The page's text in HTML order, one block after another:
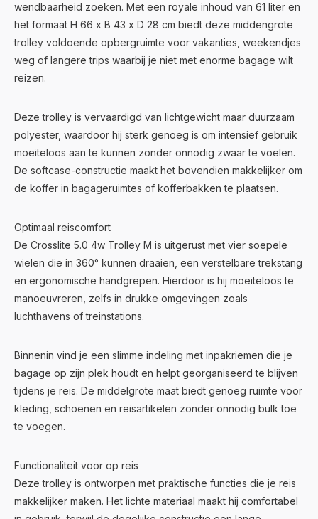
wendbaarheid zoeken. Met een royale inhoud van 61 liter en
het formaat H 66 x B 43 x D 28 cm biedt deze middengrote
trolley voldoende opbergruimte voor vakanties, weekendjes
weg of langere trips waarbij je niet met enorme bagage wilt
reizen.
Deze trolley is vervaardigd van lichtgewicht maar duurzaam
polyester, waardoor hij sterk genoeg is om intensief gebruik
moeiteloos aan te kunnen zonder onnodig zwaar te voelen.
De softcase-constructie maakt het bovendien makkelijker om
de koffer in bagageruimtes of kofferbakken te plaatsen.
Optimaal reiscomfort
De Crosslite 5.0 4w Trolley M is uitgerust met vier soepele
wielen die in 360° kunnen draaien, een verstelbare trekstang
en ergonomische handgrepen. Hierdoor is hij moeiteloos te
manoeuvreren, zelfs in drukke omgevingen zoals
luchthavens of treinstations.
Binnenin vind je een slimme indeling met inpakriemen die je
bagage op zijn plek houdt en helpt georganiseerd te blijven
tijdens je reis. De middelgrote maat biedt genoeg ruimte voor
kleding, schoenen en reisartikelen zonder onnodig bulk toe
te voegen.
Functionaliteit voor op reis
Deze trolley is ontworpen met praktische functies die je reis
makkelijker maken. Het lichte materiaal maakt hij comfortabel